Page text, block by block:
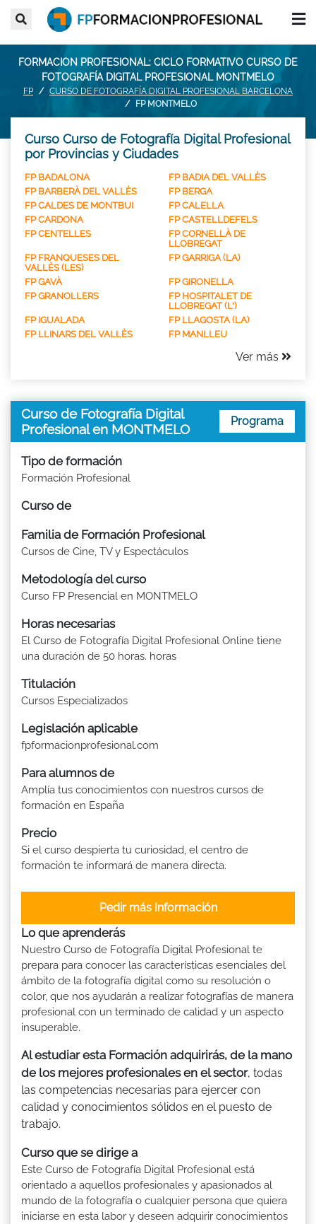
FORMACION PROFESIONAL: CICLO FORMATIVO CURSO DE
FOTOGRAFÍA DIGITAL PROFESIONAL MONTMELO
FP
CURSO DE FOTOGRAFÍA DIGITAL PROFESIONAL BARCELONA
FP MONTMELO
Curso Curso de Fotografía Digital Profesional
por Provincias y Ciudades
FP BADALONA
FP BADIA DEL VALLÈS
FP BARBERÀ DEL VALLÈS
FP BERGA
FP CALDES DE MONTBUI
FP CALELLA
FP CARDONA
FP CASTELLDEFELS
FP CENTELLES
FP CORNELLÀ DE
LLOBREGAT
FP FRANQUESES DEL
VALLÈS (LES)
FP GARRIGA (LA)
FP GAVÀ
FP GIRONELLA
FP GRANOLLERS
FP HOSPITALET DE
LLOBREGAT (L')
FP IGUALADA
FP LLAGOSTA (LA)
FP LLINARS DEL VALLÈS
FP MANLLEU
Ver más
Curso de Fotografía Digital
Profesional en MONTMELO
Programa
Tipo de formación
Formación Profesional
Curso de
Familia de Formación Profesional
Cursos de Cine, TV y Espectáculos
Metodología del curso
Curso FP Presencial en MONTMELO
Horas necesarias
El Curso de Fotografía Digital Profesional Online tiene
una duración de 50 horas. horas
Titulación
Cursos Especializados
Legislación aplicable
fpformacionprofesional.com
Para alumnos de
Amplía tus conocimientos con nuestros cursos de
formación en España
Precio
Si el curso despierta tu curiosidad, el centro de
formación te informará de manera directa.
Pedir más Información
Lo que aprenderás
Nuestro Curso de Fotografía Digital Profesional te
prepara para conocer las características esenciales del
ámbito de la fotografía digital como su resolución o
color, que nos ayudarán a realizar fotografías de manera
profesional con un terminado de calidad y un aspecto
insuperable.
Al estudiar esta Formación adquirirás, de la mano
de los mejores profesionales en el sector, todas
las competencias necesarias para ejercer con
calidad y conocimientos sólidos en el puesto de
trabajo.
Curso que se dirige a
Este Curso de Fotografía Digital Profesional está
orientado a aquellos profesionales y apasionados al
mundo de la fotografía o cualquier persona que quiera
iniciarse en esta labor y deseen adquirir conocimientos